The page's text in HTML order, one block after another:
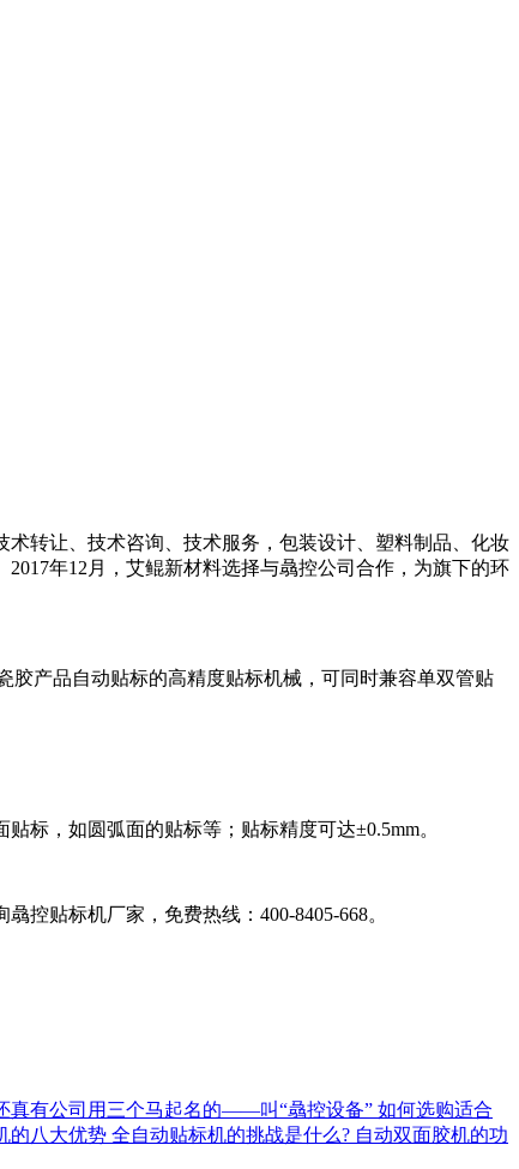
术转让、技术咨询、技术服务，包装设计、塑料制品、化妆
年12月，艾鲲新材料选择与骉控公司合作，为旗下的环
胶产品自动贴标的高精度贴标机械，可同时兼容单双管贴
标，如圆弧面的贴标等；贴标精度可达±0.5mm。
控贴标机厂家，免费热线：400-8405-668。
真有公司用三个马起名的——叫“骉控设备” 如何选购适合
的八大优势 全自动贴标机的挑战是什么? 自动双面胶机的功